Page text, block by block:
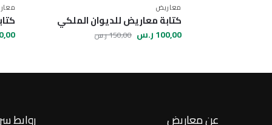
معاريض
كتابة معاريض للديوان الملكي
150,00ر.س 100,00ر.س
عن معاريض روابط